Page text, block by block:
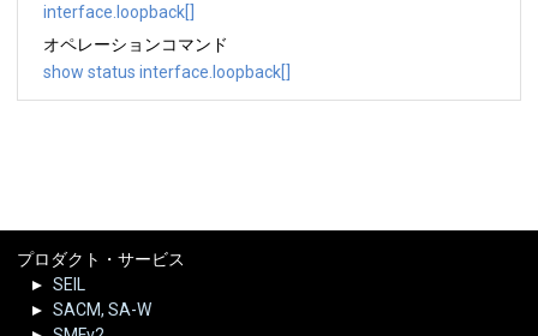
interface.loopback[]
オペレーションコマンド
show status interface.loopback[]
プロダクト・サービス
SEIL
SACM, SA-W